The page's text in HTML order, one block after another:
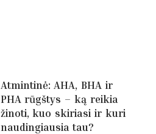
Atmintinė: AHA, BHA ir
PHA rūgštys – ką reikia
žinoti, kuo skiriasi ir kuri
naudingiausia tau?